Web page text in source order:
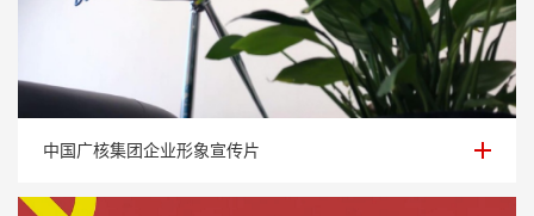
中国广核集团企业形象宣传片
中国广核集团企业形象宣传片